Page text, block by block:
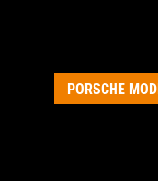
PORSCHE